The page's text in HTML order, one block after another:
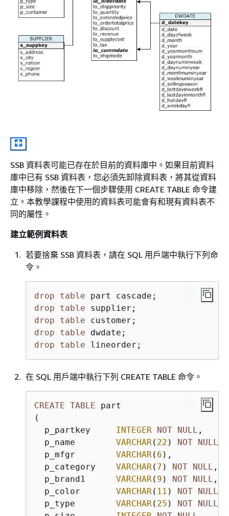
SSB 資料表可能已存在於目前的資料庫中。如果目前資料
庫中已有 SSB 資料表，您必須先卸除資料表，將其從資料
庫中移除，然後在下一個步驟使用 CREATE TABLE 命令建
立。本教學課程中使用的資料表可能會有和現有資料表不
同的屬性。
建立範例資料表
若要捨棄 SSB 資料表，請在 SQL 用戶端中執行下列命
令。
drop table
drop
table
drop
table
drop
table
drop
table lineorder;
在 SQL 用戶端中執行下列 CREATE TABLE 命令。
CREATE TABLE part
(
  p_partkey
INTEGER NOT NULL ,
  p_name
VARCHAR( 22 ) NOT NULL
  p_mfgr
VARCHAR( 6 ),
  p_category
VARCHAR( 7 ) NOT NULL ,
  p_brand1
VARCHAR( 9 ) NOT NULL ,
  p_color
VARCHAR( 11 ) NOT NULL
  p_type
VARCHAR( 25 ) NOT NULL